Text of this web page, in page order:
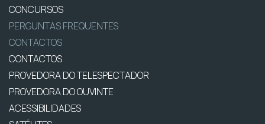
CONCURSOS
PERGUNTAS FREQUENTES
CONTACTOS
CONTACTOS
PROVEDORA DO TELESPECTADOR
PROVEDORA DO OUVINTE
ACESSIBILIDADES